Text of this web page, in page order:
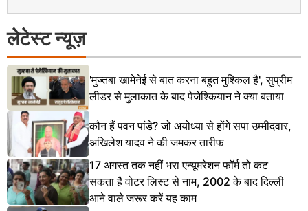
लेटेस्ट न्यूज़
'मुज्तबा खामेनेई से बात करना बहुत मुश्किल है', सुप्रीम
लीडर से मुलाकात के बाद पेजेश्कियान ने क्या बताया
कौन हैं पवन पांडे? जो अयोध्या से होंगे सपा उम्मीदवार,
अखिलेश यादव ने की जमकर तारीफ
17 अगस्त तक नहीं भरा एन्यूमरेशन फॉर्म तो कट
सकता है वोटर लिस्ट से नाम, 2002 के बाद दिल्ली
आने वाले जरूर करें यह काम